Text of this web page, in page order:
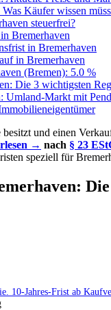
Käufer wissen
steuerfrei?
Bremerhaven
in Bremerhaven
in Bremerhaven
(Bremen): 5.0 %
Die 3 wichtigsten
Umland-Markt mit
und einen
→ nach § 23
speziell für
10-Jahres-Frist ab